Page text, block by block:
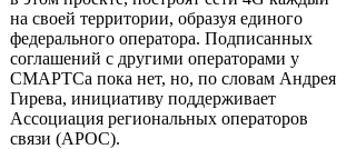
на своей территории, образуя единого
федерального оператора. Подписанных
соглашений с другими операторами у
СМАРТСа пока нет, но, по словам Андрея
Гирева, инициативу поддерживает
Ассоциация региональных операторов
связи (АРОС).